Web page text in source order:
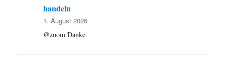
handeln
1. August 2026
@zoom Danke.